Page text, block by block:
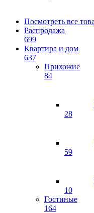
Посмотреть все
Распродажа
699
Квартира и дом
637
Прихожие
84
28
59
10
Гостиные
164